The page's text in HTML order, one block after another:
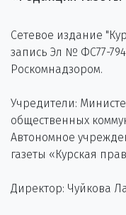
Сетевое издание
запись Эл № ФС77-
Роскомнадзором.
Учредители:
общественных
Автономное
газеты «Курская
Директор: Чуйкова